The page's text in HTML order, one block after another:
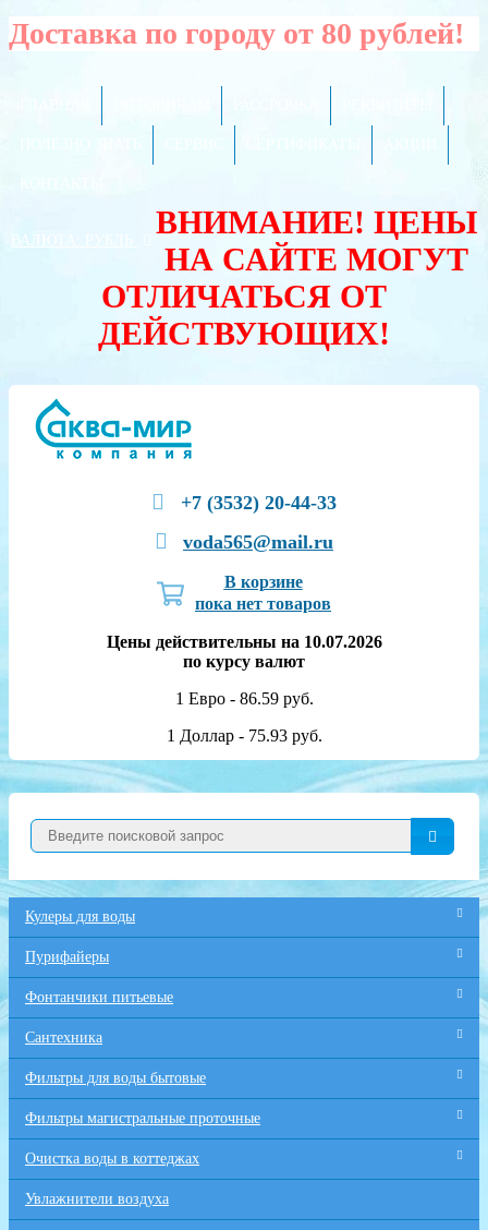
Доставка по городу от 80 рублей!
ВАЛЮТА:
ВНИМАНИЕ! ЦЕНЫ
НА САЙТЕ МОГУТ
ОТЛИЧАТЬСЯ ОТ
ДЕЙСТВУЮЩИХ!
+7 (3532) 20-44-33
voda565@mail.ru
В корзине
пока нет товаров
Цены действительны на 10.07.2026
по курсу валют
1 Евро - 86.59 руб.
1 Доллар - 75.93 руб.
Кулеры для воды
Пурифайеры
Фонтанчики питьевые
Сантехника
Фильтры для воды бытовые
Фильтры магистральные проточные
Очистка воды в коттеджах
Увлажнители воздуха